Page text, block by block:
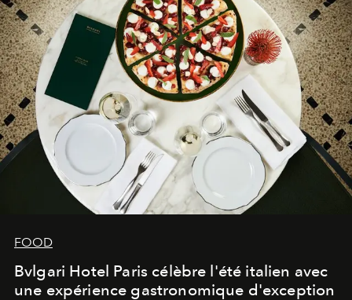
FOOD
Bvlgari Hotel Paris célèbre l'été italien avec
une expérience gastronomique d'exception